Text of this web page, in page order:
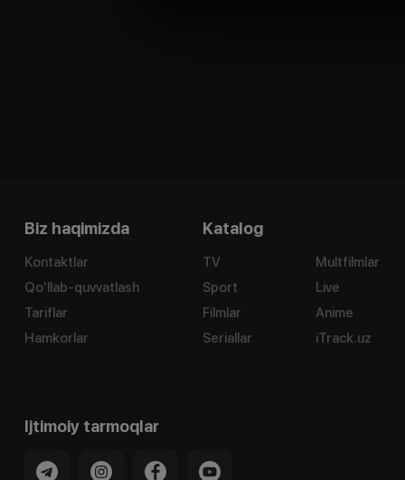
Biz haqimizda
Kontaktlar
Qo'llab-quvvatlash
Tariflar
Hamkorlar
Katalog
TV
Sport
Filmlar
Seriallar
Multfilmlar
Live
Anime
iTrack.uz
Ijtimoiy tarmoqlar